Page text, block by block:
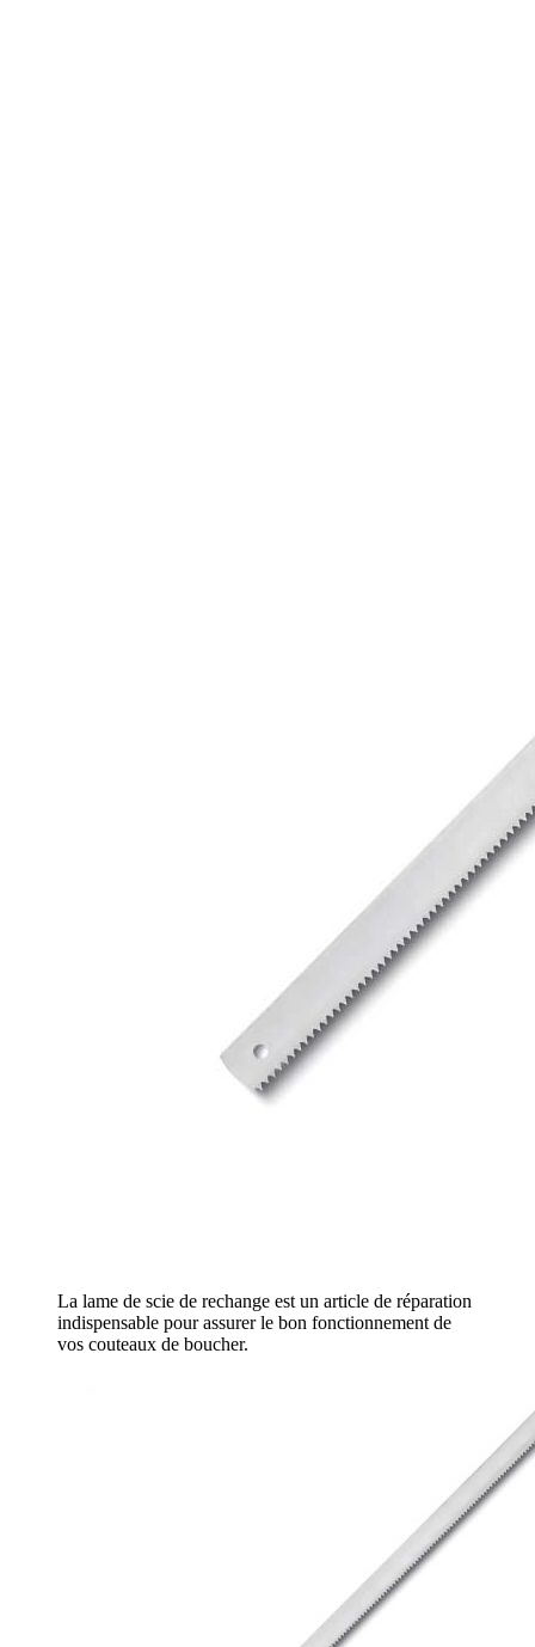
La lame de scie de rechange est un article de réparation
indispensable pour assurer le bon fonctionnement de
vos couteaux de boucher.